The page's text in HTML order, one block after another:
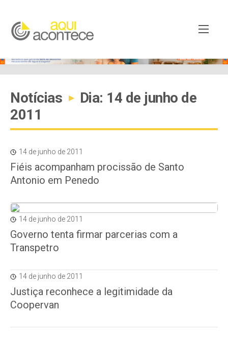
Notícias ▸
Dia: 14 de junho de
2011
14 de junho de 2011
Fiéis acompanham procissão de Santo
Antonio em Penedo
14 de junho de 2011
Governo tenta firmar parcerias com a
Transpetro
14 de junho de 2011
Justiça reconhece a legitimidade da
Coopervan